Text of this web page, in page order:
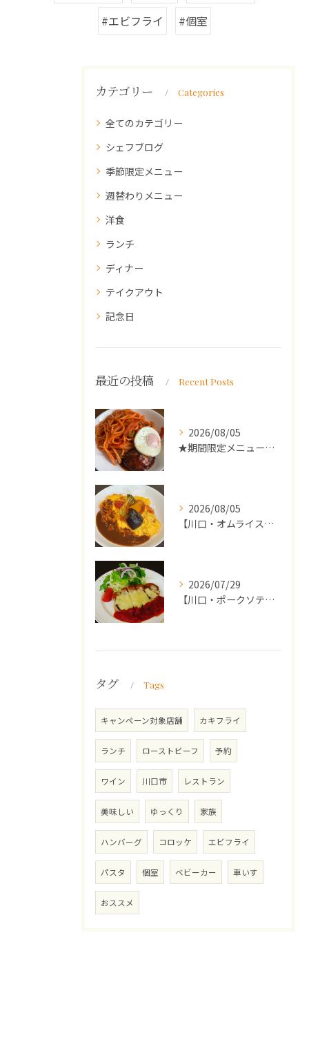
#エビフライ #個室
カテゴリー Categories
全てのカテゴリー
シェフブログ
季節限定メニュー
週替わりメニュー
洋食
ランチ
ディナー
テイクアウト
記念日
最近の投稿 Recent Posts
2026/08/05
★期間限定メニューのご案内★
2026/08/05
【川口・オムライス】ランチ・ディナーにおススメの週替わりメニ...
2026/07/29
【川口・ポークソテー】ランチ・ディナーにおススメの週替わりメ...
タグ Tags
キャンペーン対象店舗 カキフライ
ランチ ローストビーフ 予約
ワイン 川口市 レストラン
美味しい ゆっくり 家族
ハンバーグ コロッケ エビフライ
パスタ 個室 ベビーカー 車いす
おススメ